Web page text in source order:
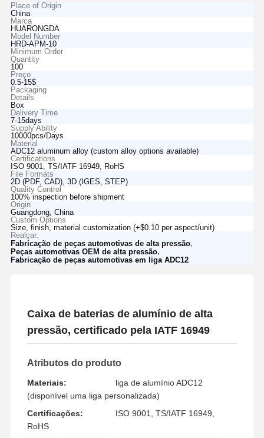
Place of Origin
China
Marca
HUARONGDA
Model Number
HRD-APM-10
Minimum Order
Quantity
100
Preço
0.5-15$
Packaging
Details
Box
Delivery Time
7-15days
Supply Ability
10000pcs/Days
Material
ADC12 aluminum alloy (custom alloy options available)
Certifications
ISO 9001, TS/IATF 16949, RoHS
File Formats
2D (PDF, CAD), 3D (IGES, STEP)
Quality Control
100% inspection before shipment
Origin
Guangdong, China
Custom Options
Size, finish, material customization (+$0.10 per aspect/unit)
Realçar:
Fabricação de peças automotivas de alta pressão,
Peças automotivas OEM de alta pressão,
Fabricação de peças automotivas em liga ADC12
Caixa de baterias de alumínio de alta
pressão, certificado pela IATF 16949
Atributos do produto
Materiais:
liga de alumínio ADC12
(disponível uma liga personalizada)
Certificações:
ISO 9001, TS/IATF 16949,
RoHS